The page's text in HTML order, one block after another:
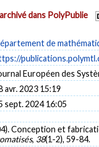
dans PolyPublie
de
Européen des
avr. 2023 15:19
sept. 2024 16:05
Conception et
, 38(1-2), 59-84.